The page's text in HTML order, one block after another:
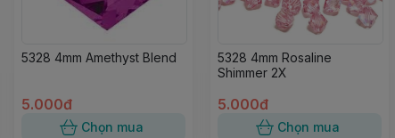
5328 4mm Amethyst Blend
5.000đ
Chọn mua
5328 4mm Rosaline
Shimmer 2X
5.000đ
Chọn mua